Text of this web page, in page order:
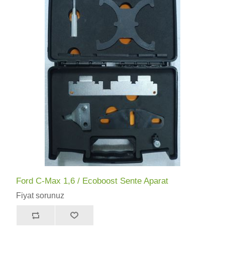
Ford C-Max 1,6 / Ecoboost Sente Aparat
Fiyat sorunuz